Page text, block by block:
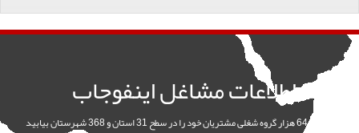
بانک اطلاعات مشاغل اینفوجاب
با بیش از 64 هزار گروه شغلی مشتریان خود را در سطح 31 استان و 368 شهرستان بیابید